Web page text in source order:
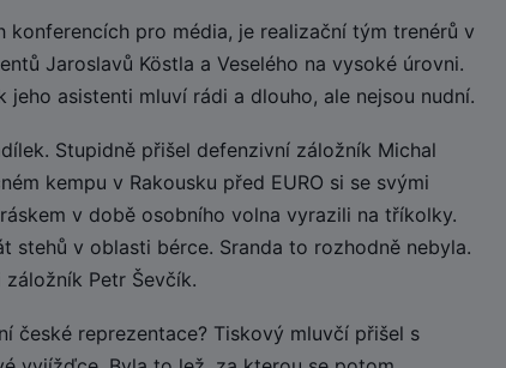
pro média, je realizační tým trenérů v
Jaroslavů Köstla a Veselého na vysoké úrovni.
asistenti mluví rádi a dlouho, ale nejsou nudní.
Stupidně přišel defenzivní záložník Michal
kempu v Rakousku před EURO si se svými
v době osobního volna vyrazili na tříkolky.
stehů v oblasti bérce. Sranda to rozhodně nebyla.
Petr Ševčík.
české reprezentace? Tiskový mluvčí přišel s